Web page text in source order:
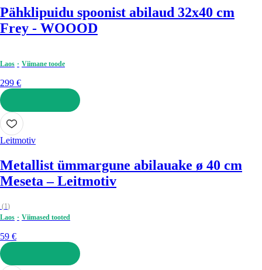
Pähklipuidu spoonist abilaud 32x40 cm
Frey - WOOOD
Laos Viimane toode
299 €
LISA OSTUKORVI
Leitmotiv
Metallist ümmargune abilauake ø 40 cm
Meseta – Leitmotiv
(1)
Laos
Viimased tooted
59 €